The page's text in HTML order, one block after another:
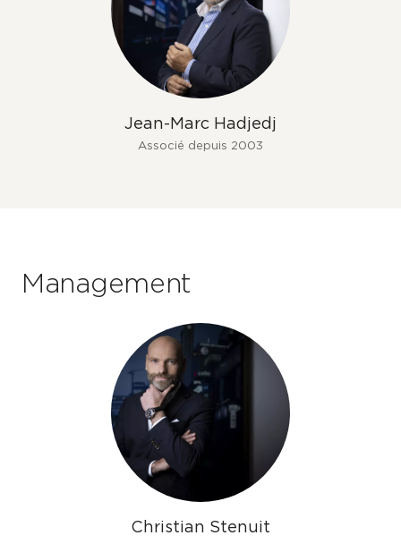
Jean-Marc Hadjedj
Associé depuis 2003
Management
Christian Stenuit